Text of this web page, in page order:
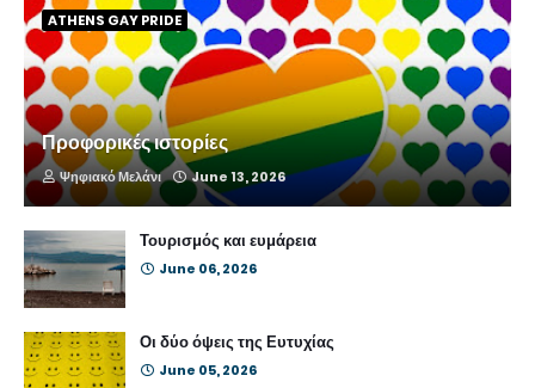
ATHENS GAY PRIDE
Προφορικές ιστορίες
Ψηφιακό Μελάνι June 13, 2026
Τουρισμός και ευμάρεια
June 06, 2026
Οι δύο όψεις της Ευτυχίας
June 05, 2026